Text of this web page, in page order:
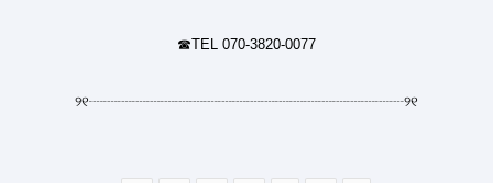
☎︎TEL 070-3820-0077
୨୧┈┈┈┈┈┈┈┈┈┈┈┈┈┈┈┈┈┈┈┈┈┈୨୧